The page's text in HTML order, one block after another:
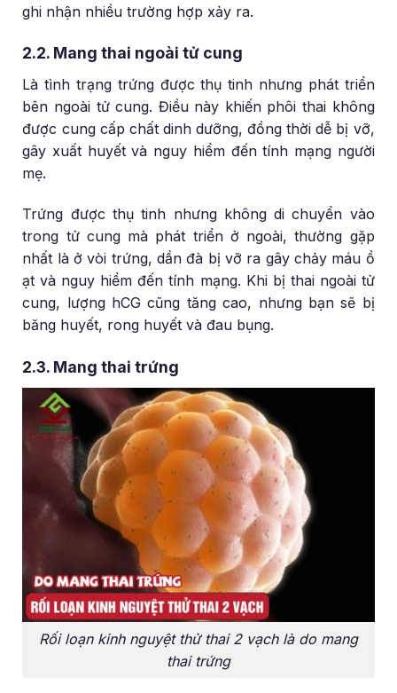
ghi nhận nhiều trường hợp xảy ra.
2.2. Mang thai ngoài tử cung
Là tình trạng trứng được thụ tinh nhưng phát triển
bên ngoài tử cung. Điều này khiến phôi thai không
được cung cấp chất dinh dưỡng, đồng thời dễ bị vỡ,
gây xuất huyết và nguy hiểm đến tính mạng người
mẹ.
Trứng được thụ tinh nhưng không di chuyển vào
trong tử cung mà phát triển ở ngoài, thường gặp
nhất là ở vòi trứng, dần đà bị vỡ ra gây chảy máu ồ
ạt và nguy hiểm đến tính mạng. Khi bị thai ngoài tử
cung, lượng hCG cũng tăng cao, nhưng bạn sẽ bị
băng huyết, rong huyết và đau bụng.
2.3. Mang thai trứng
Rối loạn kinh nguyệt thử thai 2 vạch là do mang
thai trứng